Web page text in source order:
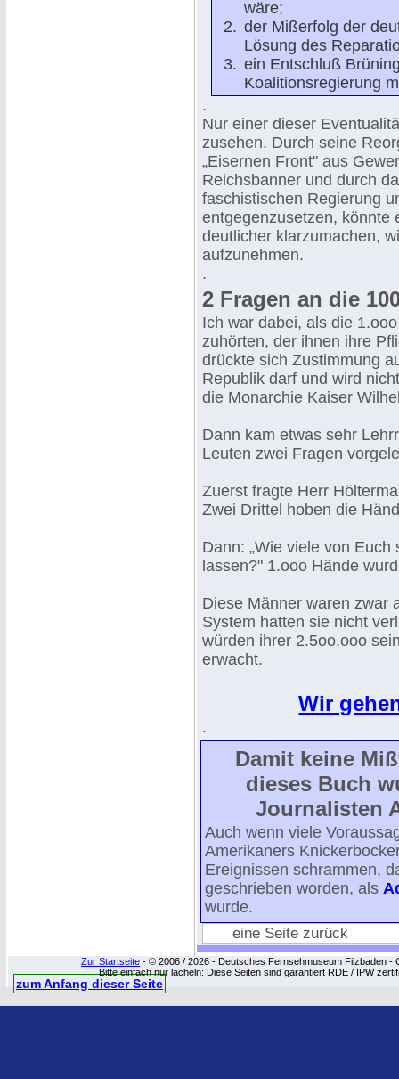
wäre;
der Mißerfolg der
Lösung des
ein Entschluß
Koalitionsregierung
.
Nur einer dieser
zusehen. Durch seine
„Eisernen Front" aus
Reichsbanner und durch
faschistischen Regierung
entgegenzusetzen, könnte
deutlicher klarzumachen,
aufzunehmen.
.
2 Fragen an die
Ich war dabei, als die
zuhörten, der ihnen ihre
drückte sich Zustimmung
Republik darf und wird
die Monarchie Kaiser
Dann kam etwas sehr
Leuten zwei Fragen
Zuerst fragte Herr
Zwei Drittel hoben die
Dann: „Wie viele von
lassen?" 1.ooo Hände
Diese Männer waren zwar
System hatten sie nicht
würden ihrer 2.5oo.ooo
erwacht.
Wir
.
Damit keine
dieses Buch
Journalisten
Auch wenn viele
Amerikaners
Ereignissen schrammen,
geschrieben worden, als
wurde.
eine Seite zurück
Zur Startseite - © 2006 / 2026 - Deutsches Fernsehmuseum Filzbaden -
Bitte einfach nur lächeln: Diese Seiten sind garantiert RDE / IPW
zum Anfang dieser Seite